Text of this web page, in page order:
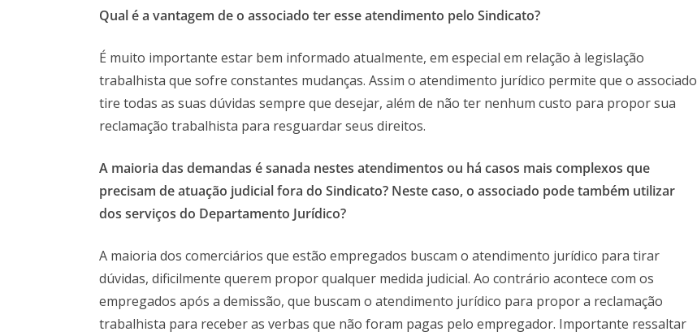
Qual é a vantagem de o associado ter esse atendimento pelo Sindicato?
É muito importante estar bem informado atualmente, em especial em relação à legislação
trabalhista que sofre constantes mudanças. Assim o atendimento jurídico permite que o associado
tire todas as suas dúvidas sempre que desejar, além de não ter nenhum custo para propor sua
reclamação trabalhista para resguardar seus direitos.
A maioria das demandas é sanada nestes atendimentos ou há casos mais complexos que
precisam de atuação judicial fora do Sindicato? Neste caso, o associado pode também utilizar
dos serviços do Departamento Jurídico?
A maioria dos comerciários que estão empregados buscam o atendimento jurídico para tirar
dúvidas, dificilmente querem propor qualquer medida judicial. Ao contrário acontece com os
empregados após a demissão, que buscam o atendimento jurídico para propor a reclamação
trabalhista para receber as verbas que não foram pagas pelo empregador. Importante ressaltar